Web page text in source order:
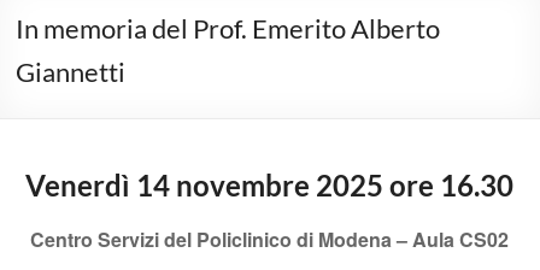
In memoria del Prof. Emerito Alberto
Giannetti
Venerdì 14 novembre 2025 ore 16.30
Centro Servizi del Policlinico di Modena – Aula CS02